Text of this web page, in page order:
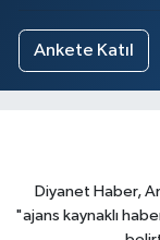
Ankete Katıl
Diyanet Haber,
"ajans kaynaklı